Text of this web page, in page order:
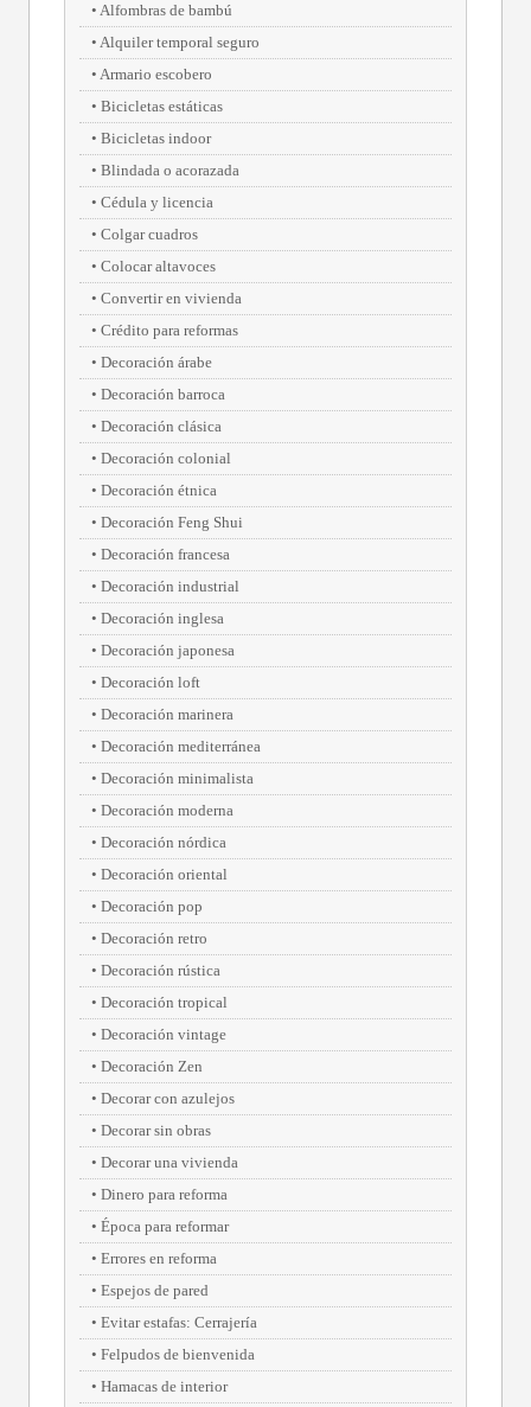
Alfombras de bambú
Alquiler temporal seguro
Armario escobero
Bicicletas estáticas
Bicicletas indoor
Blindada o acorazada
Cédula y licencia
Colgar cuadros
Colocar altavoces
Convertir en vivienda
Crédito para reformas
Decoración árabe
Decoración barroca
Decoración clásica
Decoración colonial
Decoración étnica
Decoración Feng Shui
Decoración francesa
Decoración industrial
Decoración inglesa
Decoración japonesa
Decoración loft
Decoración marinera
Decoración mediterránea
Decoración minimalista
Decoración moderna
Decoración nórdica
Decoración oriental
Decoración pop
Decoración retro
Decoración rústica
Decoración tropical
Decoración vintage
Decoración Zen
Decorar con azulejos
Decorar sin obras
Decorar una vivienda
Dinero para reforma
Época para reformar
Errores en reforma
Espejos de pared
Evitar estafas: Cerrajería
Felpudos de bienvenida
Hamacas de interior